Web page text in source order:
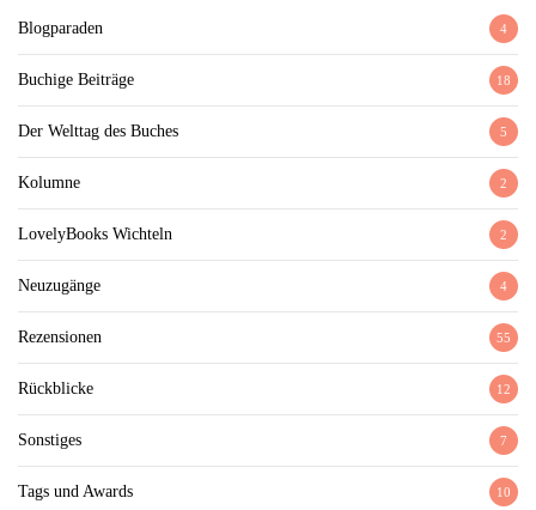
Blogparaden 4
Buchige Beiträge 18
Der Welttag des Buches 5
Kolumne 2
LovelyBooks Wichteln 2
Neuzugänge 4
Rezensionen 55
Rückblicke 12
Sonstiges 7
Tags und Awards 10